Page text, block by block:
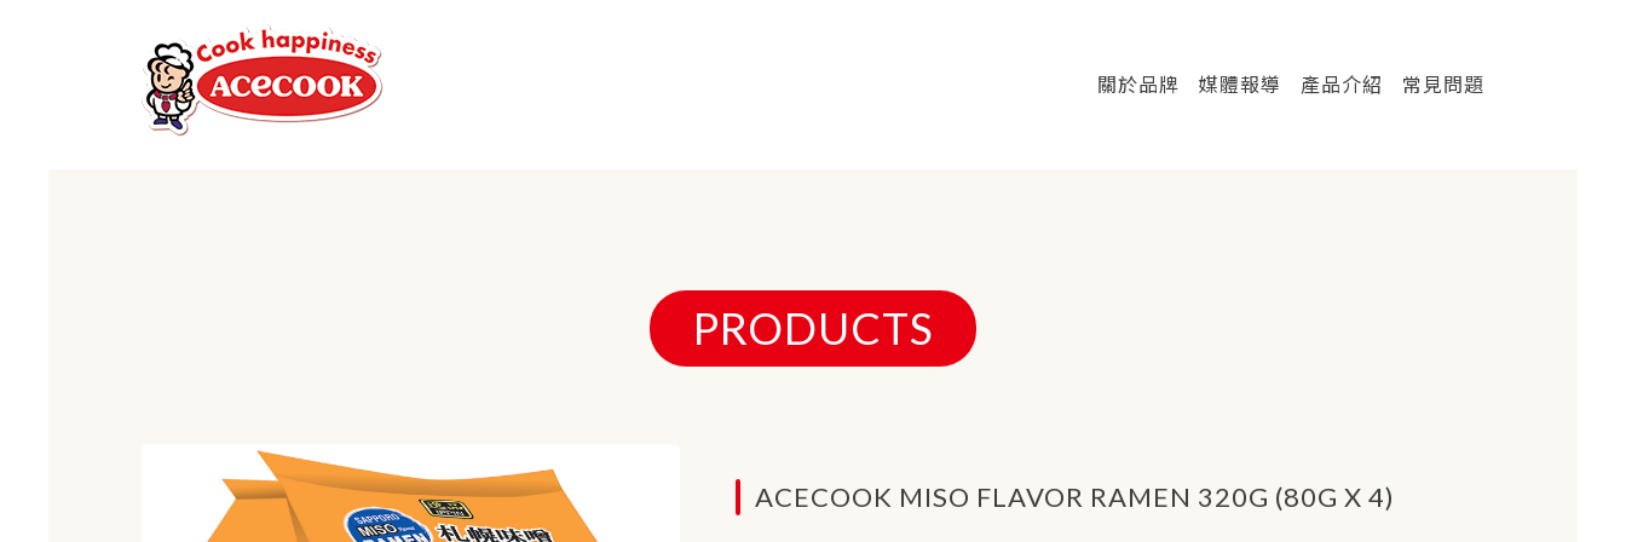
關於品牌 媒體報導 產品介紹 常見問題
PRODUCTS
ACECOOK MISO FLAVOR RAMEN 320G (80G X 4)